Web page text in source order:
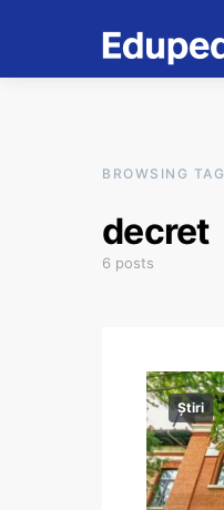
BROWSING TAG
decret
6 posts
Știri